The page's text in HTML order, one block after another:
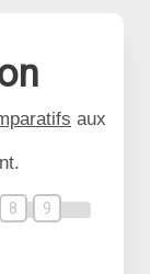
aux
8 9